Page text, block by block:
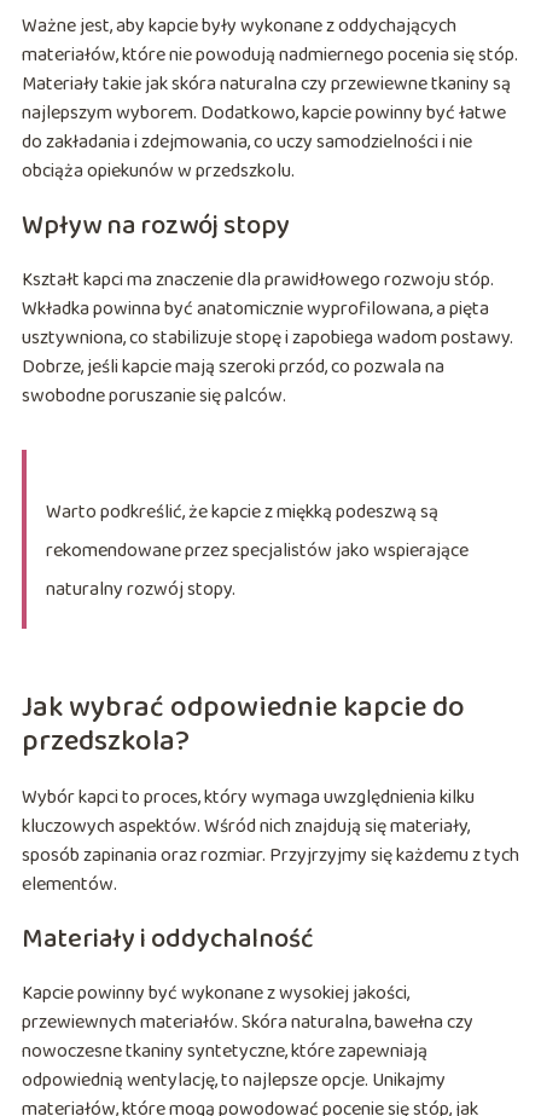
Ważne jest, aby kapcie były wykonane z oddychających
materiałów, które nie powodują nadmiernego pocenia się stóp.
Materiały takie jak skóra naturalna czy przewiewne tkaniny są
najlepszym wyborem. Dodatkowo, kapcie powinny być łatwe
do zakładania i zdejmowania, co uczy samodzielności i nie
obciąża opiekunów w przedszkolu.
Wpływ na rozwój stopy
Kształt kapci ma znaczenie dla prawidłowego rozwoju stóp.
Wkładka powinna być anatomicznie wyprofilowana, a pięta
usztywniona, co stabilizuje stopę i zapobiega wadom postawy.
Dobrze, jeśli kapcie mają szeroki przód, co pozwala na
swobodne poruszanie się palców.
Warto podkreślić, że kapcie z miękką podeszwą są
rekomendowane przez specjalistów jako wspierające
naturalny rozwój stopy.
Jak wybrać odpowiednie kapcie do
przedszkola?
Wybór kapci to proces, który wymaga uwzględnienia kilku
kluczowych aspektów. Wśród nich znajdują się materiały,
sposób zapinania oraz rozmiar. Przyjrzyjmy się każdemu z tych
elementów.
Materiały i oddychalność
Kapcie powinny być wykonane z wysokiej jakości,
przewiewnych materiałów. Skóra naturalna, bawełna czy
nowoczesne tkaniny syntetyczne, które zapewniają
odpowiednią wentylację, to najlepsze opcje. Unikajmy
materiałów, które mogą powodować pocenie się stóp, jak